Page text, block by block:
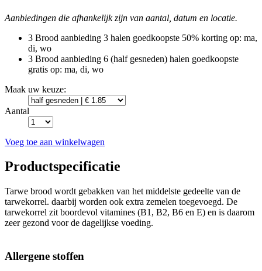
Aanbiedingen die afhankelijk zijn van aantal, datum en locatie.
3 Brood aanbieding 3 halen goedkoopste 50% korting op: ma,
di, wo
3 Brood aanbieding 6 (half gesneden) halen goedkoopste
gratis op: ma, di, wo
Maak uw keuze:
Aantal
Voeg toe aan winkelwagen
Productspecificatie
Tarwe brood wordt gebakken van het middelste gedeelte van de
tarwekorrel. daarbij worden ook extra zemelen toegevoegd. De
tarwekorrel zit boordevol vitamines (B1, B2, B6 en E) en is daarom
zeer gezond voor de dagelijkse voeding.
Allergene stoffen